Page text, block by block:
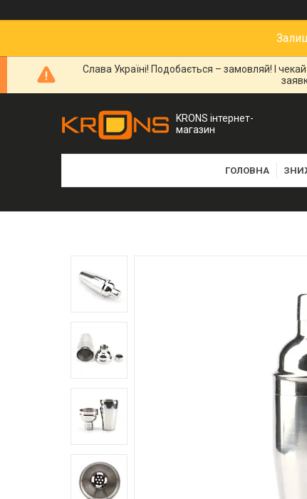
Слава Україні! Подобається – замовляй! І
KRONS інтернет-
магазин
ГОЛОВНА